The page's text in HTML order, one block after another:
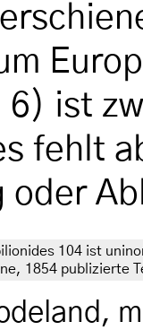
6) ist
fehlt
oder
104 ist
1854 publizierte